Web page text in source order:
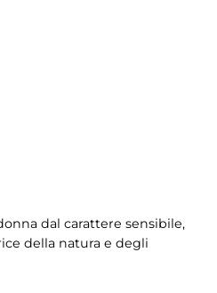
dal carattere sensibile,
della natura e degli